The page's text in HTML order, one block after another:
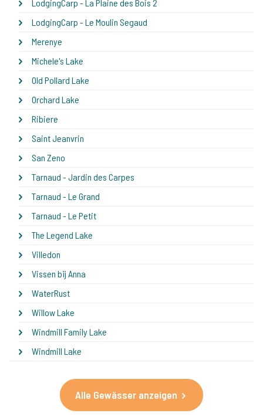
LodgingCarp - La Plaine des Bois 2
LodgingCarp - Le Moulin Segaud
Merenye
Michele's Lake
Old Pollard Lake
Orchard Lake
Ribiere
Saint Jeanvrin
San Zeno
Tarnaud - Jardin des Carpes
Tarnaud - Le Grand
Tarnaud - Le Petit
The Legend Lake
Villedon
Vissen bij Anna
WaterRust
Willow Lake
Windmill Family Lake
Windmill Lake
Alle Gewässer anzeigen